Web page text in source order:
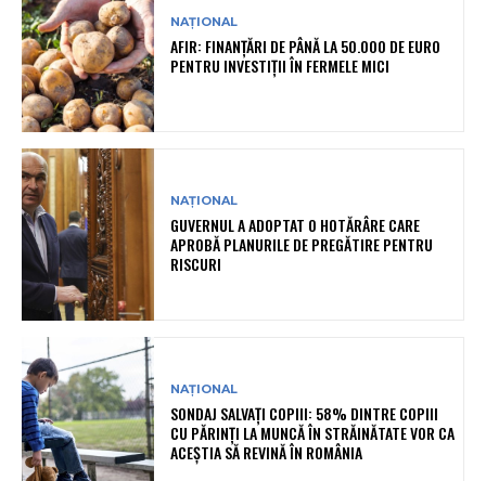
NAȚIONAL
AFIR: FINANȚĂRI DE PÂNĂ LA 50.000 DE EURO
PENTRU INVESTIȚII ÎN FERMELE MICI
NAȚIONAL
GUVERNUL A ADOPTAT O HOTĂRÂRE CARE
APROBĂ PLANURILE DE PREGĂTIRE PENTRU
RISCURI
NAȚIONAL
SONDAJ SALVAȚI COPIII: 58% DINTRE COPIII
CU PĂRINȚI LA MUNCĂ ÎN STRĂINĂTATE VOR CA
ACEȘTIA SĂ REVINĂ ÎN ROMÂNIA